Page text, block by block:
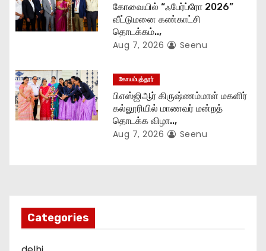
கோவையில் “ஃபேர்ப்ரோ 2026”
வீட்டுமனை கண்காட்சி
தொடக்கம்..,
Aug 7, 2026 Seenu
கோயம்புத்தூர்
பிஎஸ்ஜிஆர் கிருஷ்ணம்மாள் மகளிர்
கல்லூரியில் மாணவர் மன்றத்
தொடக்க விழா..,
Aug 7, 2026 Seenu
Categories